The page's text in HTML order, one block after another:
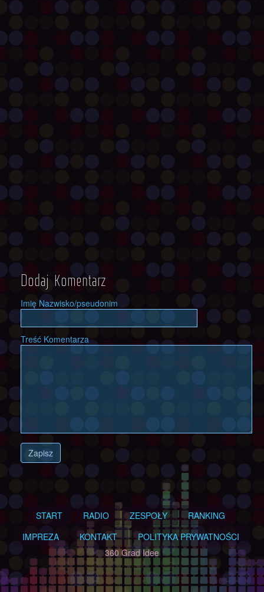
Dodaj Komentarz
Imię Nazwisko/pseudonim
Treść Komentarza
Zapisz
START RADIO ZESPOŁY
RANKING
IMPREZA
KONTAKT
POLITYKA PRYWATNOŚCI
360 Grad Idee